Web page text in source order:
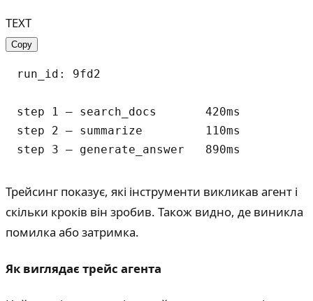
TEXT
Copy
run_id: 9fd2
step 1 — search_docs       420ms
step 2 — summarize         110ms
Трейсинг показує, які інструменти викликав агент і
скільки кроків він зробив. Також видно, де виникла
помилка або затримка.
Як виглядає трейс агента